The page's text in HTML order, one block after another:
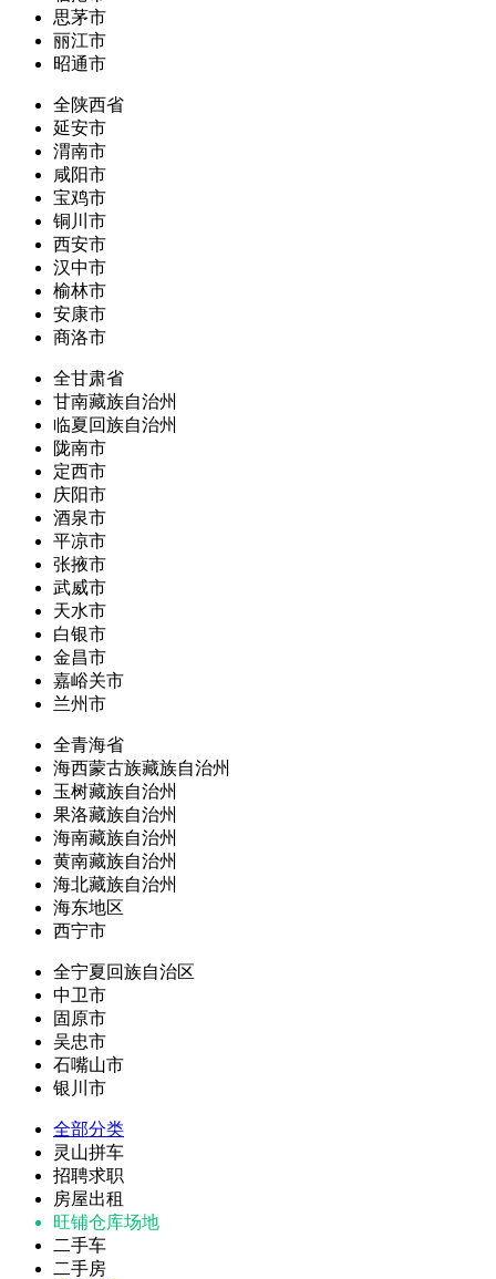
思茅市
丽江市
昭通市
全陕西省
延安市
渭南市
咸阳市
宝鸡市
铜川市
西安市
汉中市
榆林市
安康市
商洛市
全甘肃省
甘南藏族自治州
临夏回族自治州
陇南市
定西市
庆阳市
酒泉市
平凉市
张掖市
武威市
天水市
白银市
金昌市
嘉峪关市
兰州市
全青海省
海西蒙古族藏族自治州
玉树藏族自治州
果洛藏族自治州
海南藏族自治州
黄南藏族自治州
海北藏族自治州
海东地区
西宁市
全宁夏回族自治区
中卫市
固原市
吴忠市
石嘴山市
银川市
全部分类
灵山拼车
招聘求职
房屋出租
旺铺仓库场地
二手车
二手房